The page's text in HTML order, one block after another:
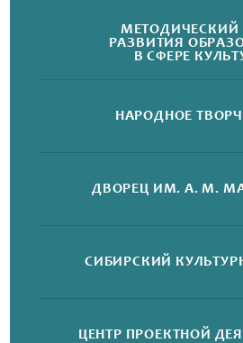
МЕТОДИЧЕСКИЙ
РАЗВИТИЯ
В СФЕРЕ
НАРОДНОЕ
ДВОРЕЦ ИМ. А. М.
СИБИРСКИЙ
ЦЕНТР ПРОЕКТНОЙ